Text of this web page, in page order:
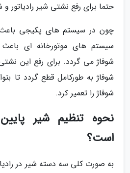
حتما برای رفع نشتی شیر رادیاتور و
چون در سیستم های پکیجی
سیستم های موتورخانه ای
شوفاژ می گردد. برای رفع این
شوفاژ به طورکامل قطع گردد تا
شوفاژ را تعمیر کرد.
نحوه تنظیم شیر پایین
است؟
به صورت کلی سه دسته شیر در